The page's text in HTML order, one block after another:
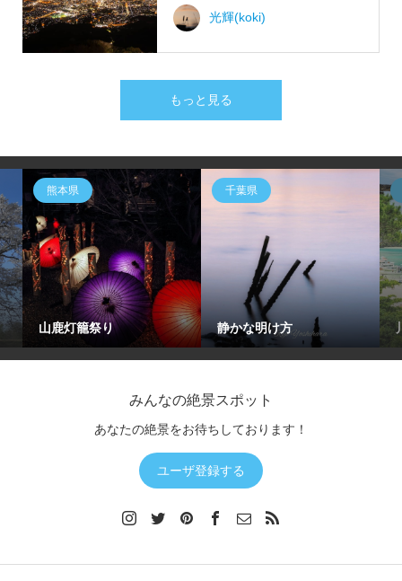
光輝(koki)
もっと見る
熊本県
山鹿灯籠祭り
千葉県
静かな明け方
みんなの絶景スポット
あなたの絶景をお待ちしております！
ユーザ登録する